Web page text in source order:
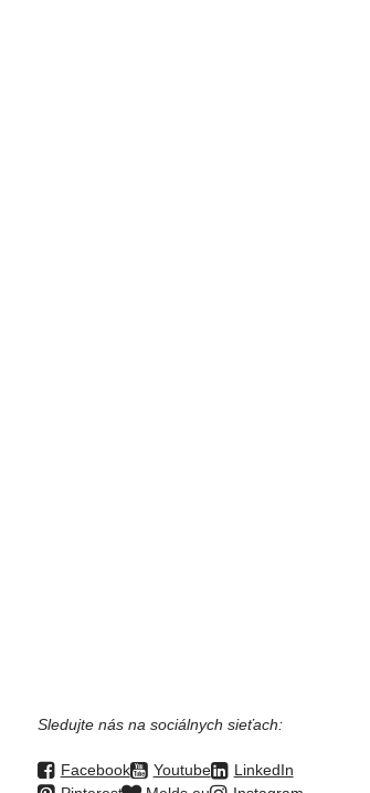
Sledujte nás na sociálnych sieťach:
Facebook Youtube
LinkedIn